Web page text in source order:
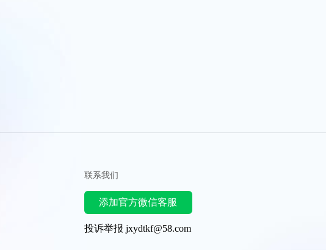
联系我们
添加官方微信客服
投诉举报 jxydtkf@58.com